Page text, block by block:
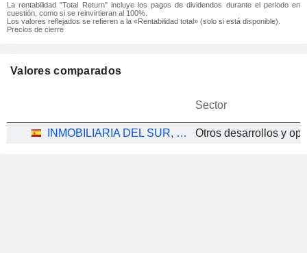
La rentabilidad "Total Return" incluye los pagos de dividendos durante el periodo en
cuestión, como si se reinvirtieran al 100%.
Los valores reflejados se refieren a la «Rentabilidad total» (solo si está disponible).
Precios de cierre
Valores comparados
Sector
INMOBILIARIA DEL SUR, S.A.